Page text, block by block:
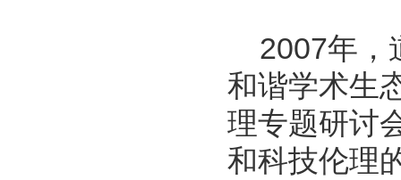
2007年，
和谐学术生
理专题研讨
和科技伦理